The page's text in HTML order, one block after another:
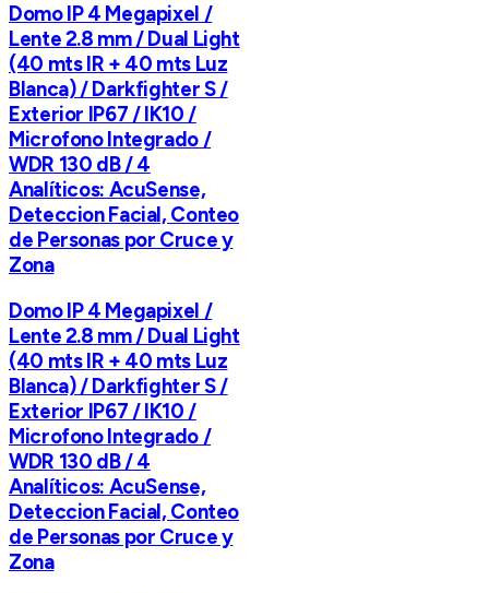
Domo IP 4 Megapixel /
Lente 2.8 mm / Dual Light
(40 mts IR + 40 mts Luz
Blanca) / Darkfighter S /
Exterior IP67 / IK10 /
Microfono Integrado /
WDR 130 dB / 4
Analíticos: AcuSense,
Deteccion Facial, Conteo
de Personas por Cruce y
Zona
Domo IP 4 Megapixel /
Lente 2.8 mm / Dual Light
(40 mts IR + 40 mts Luz
Blanca) / Darkfighter S /
Exterior IP67 / IK10 /
Microfono Integrado /
WDR 130 dB / 4
Analíticos: AcuSense,
Deteccion Facial, Conteo
de Personas por Cruce y
Zona